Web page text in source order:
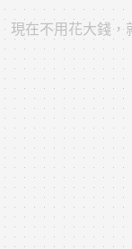
現在不用花大錢，
琴】!
推薦9款超值二手
歡迎預約來店試彈
您會發現..."三萬
確的開始。
2025年10月